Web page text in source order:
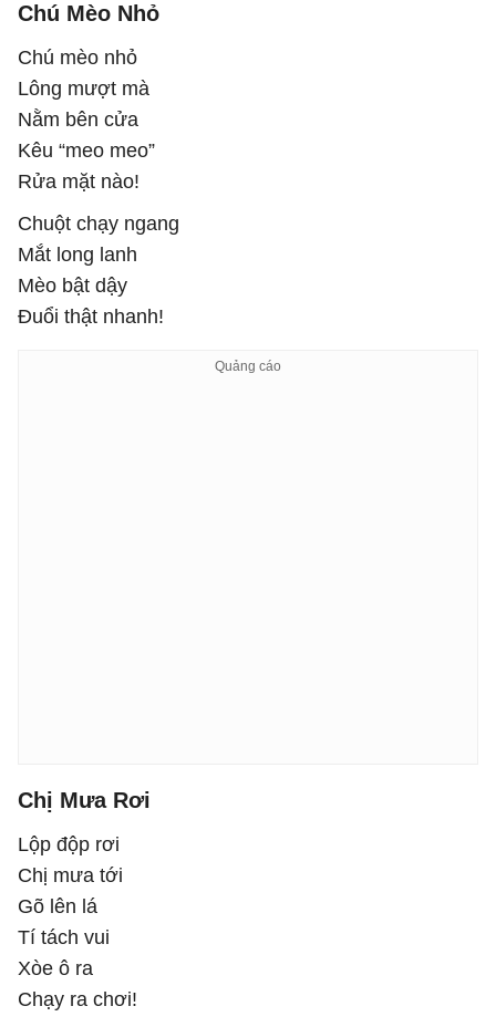
Chú Mèo Nhỏ
Chú mèo nhỏ
Lông mượt mà
Nằm bên cửa
Kêu “meo meo”
Rửa mặt nào!
Chuột chạy ngang
Mắt long lanh
Mèo bật dậy
Đuổi thật nhanh!
Chị Mưa Rơi
Lộp độp rơi
Chị mưa tới
Gõ lên lá
Tí tách vui
Xòe ô ra
Chạy ra chơi!